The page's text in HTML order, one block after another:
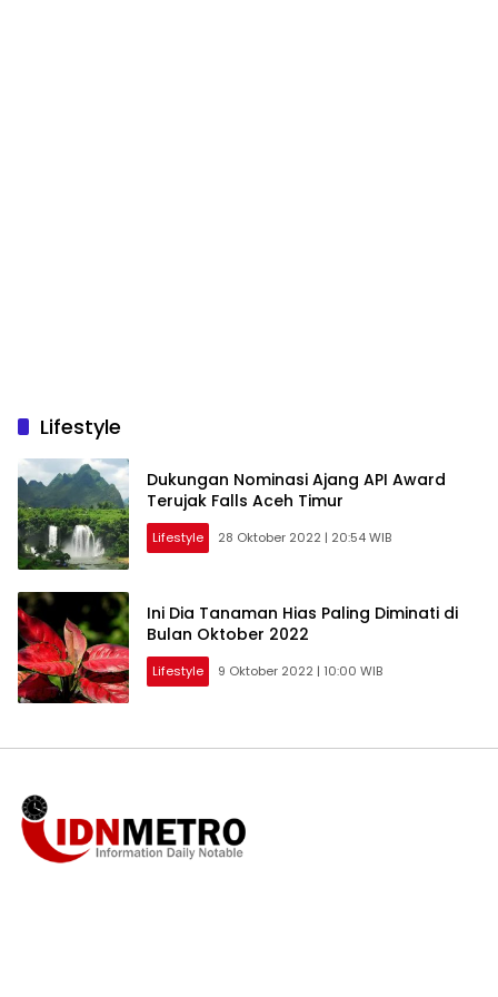
Lifestyle
Dukungan Nominasi Ajang API Award
Terujak Falls Aceh Timur
Lifestyle 28 Oktober 2022 | 20:54 WIB
Ini Dia Tanaman Hias Paling Diminati di
Bulan Oktober 2022
Lifestyle 9 Oktober 2022 | 10:00 WIB